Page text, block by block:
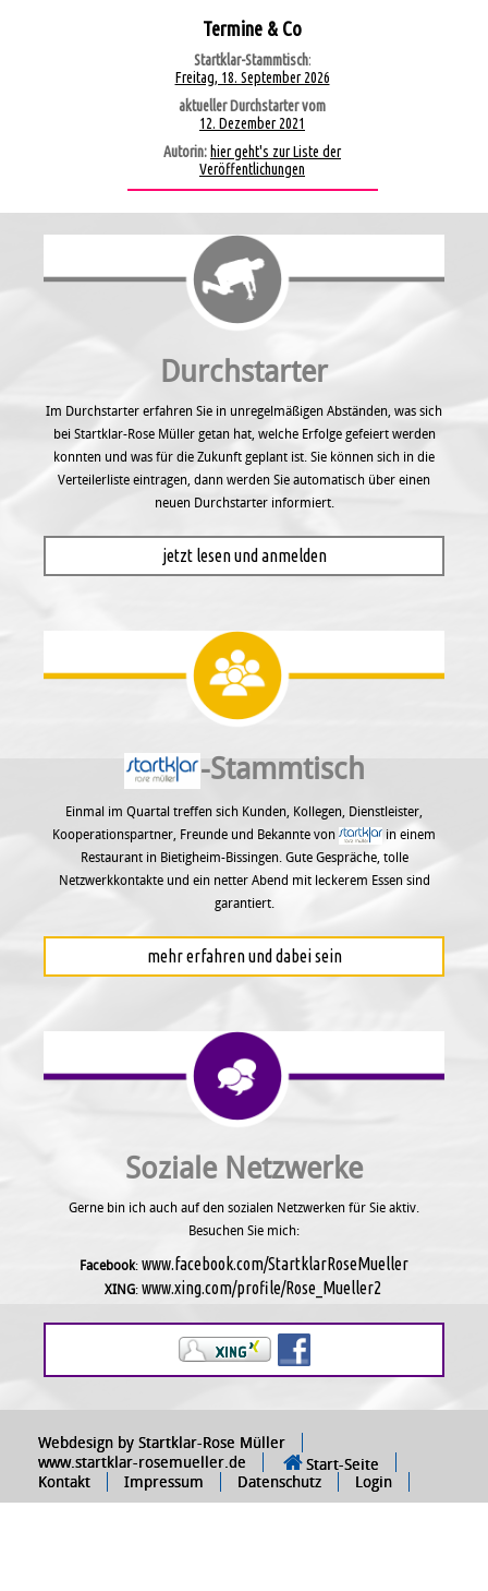
Termine & Co
Startklar-Stammtisch:
Freitag, 18. September 2026
aktueller Durchstarter vom
12. Dezember 2021
Autorin: hier geht's zur Liste der
Veröffentlichungen
Durchstarter
Im Durchstarter erfahren Sie in unregel­mäßigen Abständen, was sich
bei Startklar-Rose Müller getan hat, welche Erfolge gefeiert werden
konnten und was für die Zukunft geplant ist. Sie können sich in die
Verteilerliste eintragen, dann werden Sie automatisch über einen
neuen Durchstarter informiert.
jetzt lesen und anmelden
-Stammtisch
Einmal im Quartal treffen sich Kunden, Kollegen, Dienstleister,
Kooperationspartner, Freunde und Bekannte von
in einem
Restaurant in Bietigheim-Bissingen. Gute Gespräche, tolle
Netzwerkkontakte und ein netter Abend mit leckerem Essen sind
garantiert.
mehr erfahren und dabei sein
Soziale Netzwerke
Gerne bin ich auch auf den sozialen Netzwerken für Sie aktiv.
Besuchen Sie mich:
Facebook: www.facebook.com/StartklarRoseMueller
XING: www.xing.com/profile/Rose_Mueller2
Webdesign by Startklar-Rose Müller
www.startklar-rosemueller.de
Start-Seite
Kontakt
Impressum Datenschutz Login